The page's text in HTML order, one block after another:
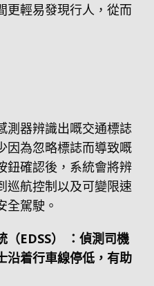
更輕易發現行人，從而
測器辨識出嘅交通標誌
因為忽略標誌而導致嘅
鈕確認後，系統會將辨
巡航控制以及可變限速
全駕駛。
（EDSS） ：偵測司機
沿着行車線停低，有助